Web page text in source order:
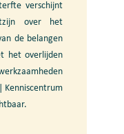
verschijnt
over het
de belangen
het overlijden
Kenniscentrum